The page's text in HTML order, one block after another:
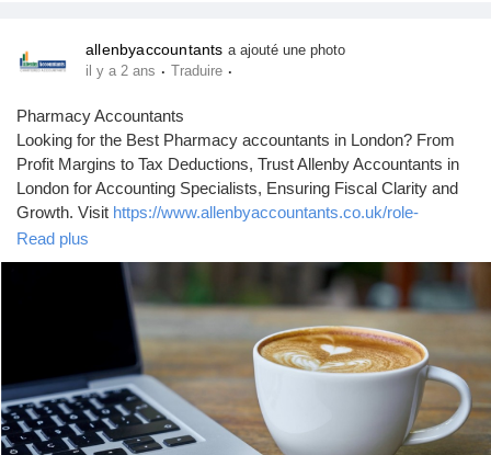
allenbyaccountants a ajouté une photo
il y a 2 ans · Traduire ·
Pharmacy Accountants
Looking for the Best Pharmacy accountants in London? From
Profit Margins to Tax Deductions, Trust Allenby Accountants in
London for Accounting Specialists, Ensuring Fiscal Clarity and
Growth. Visit https://www.allenbyaccountants.co.uk/role-
hospitality-accountants-importance/
Read plus